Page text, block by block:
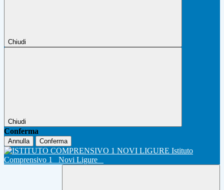
Chiudi
Chiudi
Conferma
Annulla Conferma
Istituto
Comprensivo 1
Novi Ligure